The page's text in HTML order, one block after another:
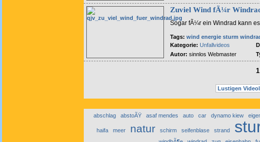
Zuviel Wind fÃ¼r
Sogar fÃ¼r ein Windrad kann
Tags: wind energie sturm
Kategorie: Unfallvideos
Autor: sinnlos Webmaster
1
Lustigen
abschlag abstoÃŸ asaf mendes auto car dynamo kiew
haifa meer natur schirm seifenblase strand